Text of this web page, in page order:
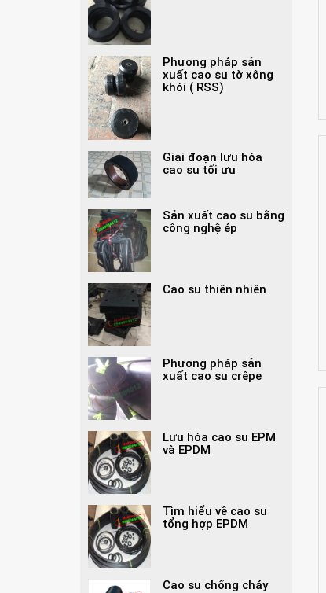
Phương pháp sản
xuất cao su tờ xông
khói ( RSS)
Giai đoạn lưu hóa
cao su tối ưu
Sản xuất cao su bằng
công nghệ ép
Cao su thiên nhiên
Phương pháp sản
xuất cao su crêpe
Lưu hóa cao su EPM
và EPDM
Tìm hiểu về cao su
tổng hợp EPDM
Cao su chống cháy